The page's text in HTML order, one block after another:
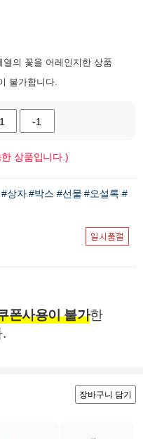
의 꽃을 어레인지한 상품
불가합니다.
-1
상품입니다.)
#상자 #박스 #선물 #오설록 #
폰사용이 불가한
장바구니 담기